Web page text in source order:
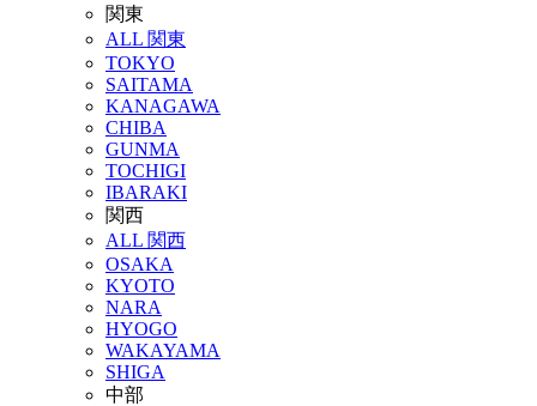
関東
ALL 関東
TOKYO
SAITAMA
KANAGAWA
CHIBA
GUNMA
TOCHIGI
IBARAKI
関西
ALL 関西
OSAKA
KYOTO
NARA
HYOGO
WAKAYAMA
SHIGA
中部